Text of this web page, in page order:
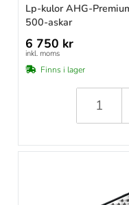
Lp-kulor AHG-
500-askar
6 750 kr
inkl. moms
Finns i lager